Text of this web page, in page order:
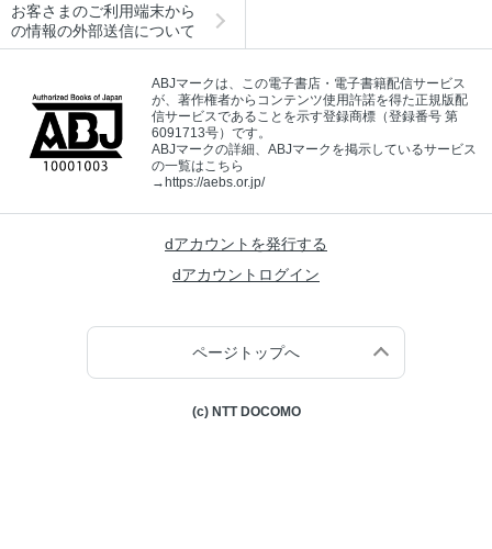
お客さまのご利用端末から
の情報の外部送信について
ABJマークは、この電子書店・電子書籍配信サービス
が、著作権者からコンテンツ使用許諾を得た正規版配
信サービスであることを示す登録商標（登録番号 第
6091713号）です。
ABJマークの詳細、ABJマークを掲示しているサービス
の一覧はこちら
→https://aebs.or.jp/
dアカウントを発行する
dアカウントログイン
ページトップへ
(c) NTT DOCOMO